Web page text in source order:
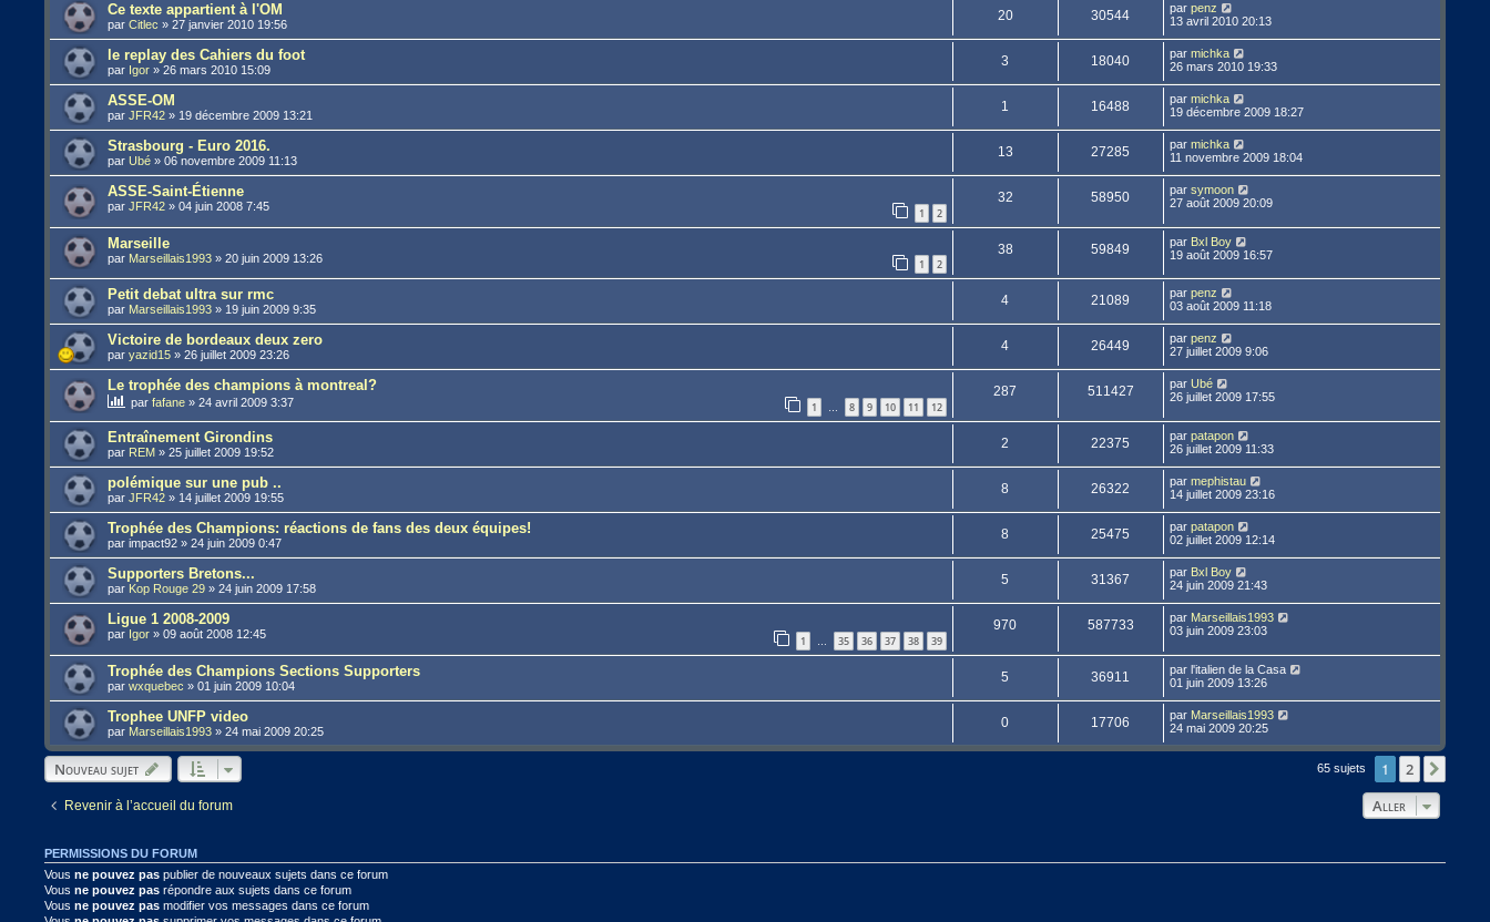
Ce texte appartient à l'OM
parCitlec »27 janvier 2010 19:56
20 30544 par penz
13 avril 2010 20:13
le replay des Cahiers du foot
par Igor »26 mars 2010 15:09
3 18040 par michka
26 mars 2010 19:33
ASSE-OM
parJFR42 » 19 décembre 2009 13:21
1 16488 par michka
19 décembre 2009 18:27
Strasbourg - Euro 2016.
parUbé »06 novembre 2009 11:13
13 27285 par michka
11 novembre 2009 18:04
ASSE-Saint-Étienne
parJFR42 »04 juin 2008 7:45 1 2
32 58950 par symoon
27 août 2009 20:09
Marseille
par Marseillais1993 »20 juin 2009 13:26 1 2
38 59849 par Bxl Boy
19 août 2009 16:57
Petit debat ultra sur rmc
par Marseillais1993 » 19 juin 2009 9:35
4 21089 par penz
03 août 2009 11:18
Victoire de bordeaux deux zero
paryazid15 »26 juillet 2009 23:26
4 26449 par penz
27 juillet 2009 9:06
Le trophée des champions à montreal?
parfafane »24 avril 2009 3:37 1 … 8 9 10 11 12
287 511427 par Ubé
26 juillet 2009 17:55
Entraînement Girondins
par REM »25 juillet 2009 19:52
2 22375 par patapon
26 juillet 2009 11:33
polémique sur une pub ..
parJFR42 » 14 juillet 2009 19:55
8 26322 par mephistau
14 juillet 2009 23:16
Trophée des Champions: réactions de fans des deux équipes!
parimpact92 »24 juin 2009 0:47
8 25475 par patapon
02 juillet 2009 12:14
Supporters Bretons...
par Kop Rouge 29 »24 juin 2009 17:58
5 31367 par Bxl Boy
24 juin 2009 21:43
Ligue 1 2008-2009
par Igor »09 août 2008 12:45 1 … 35 36 37 38 39
970 587733 par Marseillais1993
03 juin 2009 23:03
Trophée des Champions Sections Supporters
parwxquebec »01 juin 2009 10:04
5 36911 par l'italien de la Casa
01 juin 2009 13:26
Trophee UNFP video
par Marseillais1993 »24 mai 2009 20:25
0 17706 par Marseillais1993
24 mai 2009 20:25
Nouveau sujet 65 sujets 1 2
Revenir à l’accueil du forum Aller
PERMISSIONS DU FORUM
Vousne pouvez pas publier de nouveaux sujets dans ce forum
Vousne pouvez pas répondre aux sujets dans ce forum
Vousne pouvez pas modifier vos messages dans ce forum